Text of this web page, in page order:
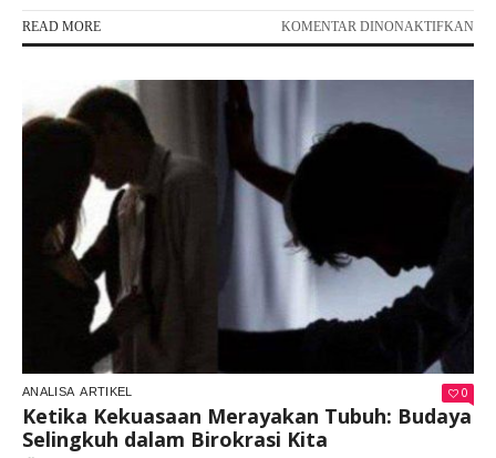
READ MORE KOMENTAR DINONAKTIFKAN
ANALISA ARTIKEL 0
Ketika Kekuasaan Merayakan Tubuh: Budaya
Selingkuh dalam Birokrasi Kita